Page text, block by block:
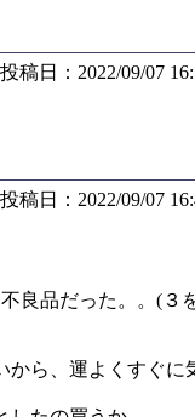
稿日：2022/09/07
稿日：2022/09/07
良品だった。。(３
ら、運よくすぐに